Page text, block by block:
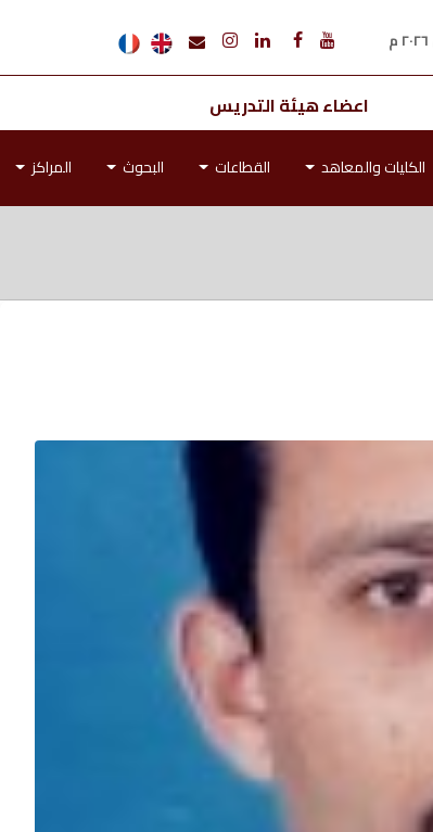
اعضاء هيئة التدريس
الكليات والمعاهد القطاعات البحوث المراكز